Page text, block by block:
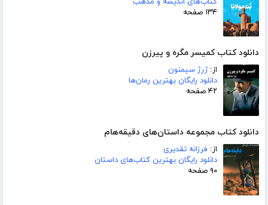
۱۳۴ صفحه
دانلود کتاب کمیسر مگره و پیرزن
از:ژرژ سیمنون
دانلود رایگان بهترین رمان‌ها
۴۲ صفحه
دانلود کتاب مجموعه داستان‌های دقیقه‌هام
از: فرزانه تقدیری
دانلود رایگان بهترین کتاب‌های داستان
۹۰ صفحه